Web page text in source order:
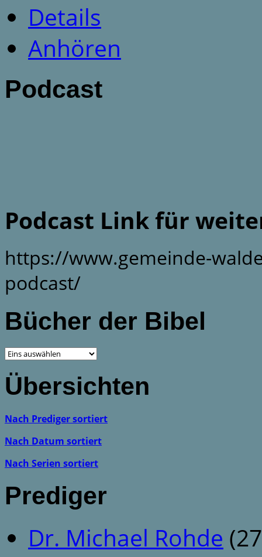
Details
Anhören
Podcast
Podcast Link für
https://www.gemeinde-
podcast/
Bücher der Bibel
Übersichten
Nach Prediger sortiert
Nach Datum sortiert
Nach Serien sortiert
Prediger
Dr. Michael Rohde